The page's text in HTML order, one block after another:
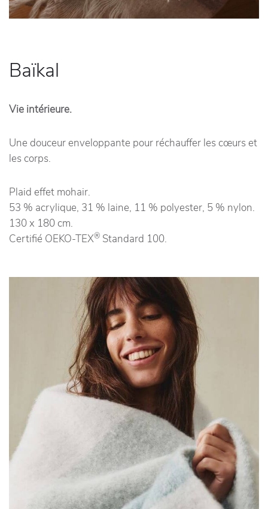
Baïkal
Vie intérieure.
Une douceur enveloppante pour réchauffer les cœurs et
les corps.
Plaid effet mohair.
53 % acrylique, 31 % laine, 11 % polyester, 5 % nylon.
130 x 180 cm.
Certifié OEKO-TEX® Standard 100.